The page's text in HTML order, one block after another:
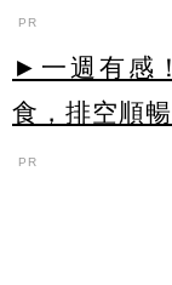
PR
►一週有感
食，排空順
PR